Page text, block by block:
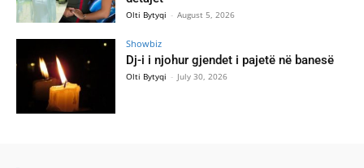
Olti Bytyqi - August 5, 2026
Showbiz
Dj-i i njohur gjendet i pajetë në banesë
Olti Bytyqi - July 30, 2026